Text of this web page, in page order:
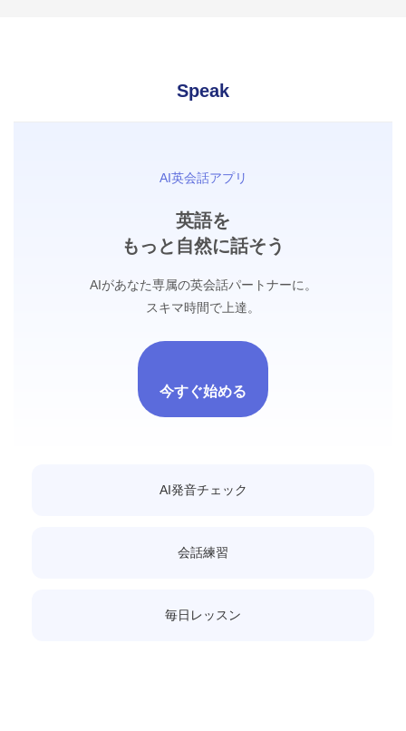
Speak
AI英会話アプリ
英語を
もっと自然に話そう
AIがあなた専属の英会話パートナーに。
スキマ時間で上達。
今すぐ始める
AI発音チェック
会話練習
毎日レッスン